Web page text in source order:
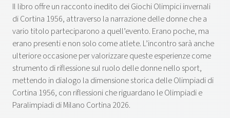
Il libro offre un racconto inedito dei Giochi Olimpici invernali
di Cortina 1956, attraverso la narrazione delle donne che a
vario titolo parteciparono a quell’evento. Erano poche, ma
erano presenti e non solo come atlete. L’incontro sarà anche
ulteriore occasione per valorizzare queste esperienze come
strumento di riflessione sul ruolo delle donne nello sport,
mettendo in dialogo la dimensione storica delle Olimpiadi di
Cortina 1956, con riflessioni che riguardano le Olimpiadi e
Paralimpiadi di Milano Cortina 2026.